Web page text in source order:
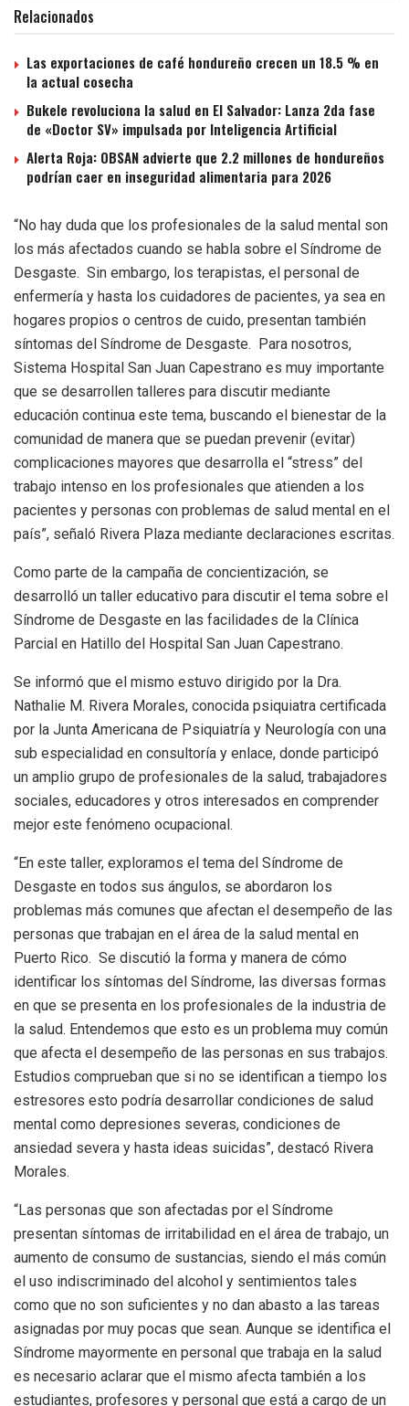
Relacionados
Las exportaciones de café hondureño crecen un 18.5 % en
la actual cosecha
Bukele revoluciona la salud en El Salvador: Lanza 2da fase
de «Doctor SV» impulsada por Inteligencia Artificial
Alerta Roja: OBSAN advierte que 2.2 millones de hondureños
podrían caer en inseguridad alimentaria para 2026
“No hay duda que los profesionales de la salud mental son
los más afectados cuando se habla sobre el Síndrome de
Desgaste. Sin embargo, los terapistas, el personal de
enfermería y hasta los cuidadores de pacientes, ya sea en
hogares propios o centros de cuido, presentan también
síntomas del Síndrome de Desgaste. Para nosotros,
Sistema Hospital San Juan Capestrano es muy importante
que se desarrollen talleres para discutir mediante
educación continua este tema, buscando el bienestar de la
comunidad de manera que se puedan prevenir (evitar)
complicaciones mayores que desarrolla el “stress” del
trabajo intenso en los profesionales que atienden a los
pacientes y personas con problemas de salud mental en el
país”, señaló Rivera Plaza mediante declaraciones escritas.
Como parte de la campaña de concientización, se
desarrolló un taller educativo para discutir el tema sobre el
Síndrome de Desgaste en las facilidades de la Clínica
Parcial en Hatillo del Hospital San Juan Capestrano.
Se informó que el mismo estuvo dirigido por la Dra.
Nathalie M. Rivera Morales, conocida psiquiatra certificada
por la Junta Americana de Psiquiatría y Neurología con una
sub especialidad en consultoría y enlace, donde participó
un amplio grupo de profesionales de la salud, trabajadores
sociales, educadores y otros interesados en comprender
mejor este fenómeno ocupacional.
“En este taller, exploramos el tema del Síndrome de
Desgaste en todos sus ángulos, se abordaron los
problemas más comunes que afectan el desempeño de las
personas que trabajan en el área de la salud mental en
Puerto Rico. Se discutió la forma y manera de cómo
identificar los síntomas del Síndrome, las diversas formas
en que se presenta en los profesionales de la industria de
la salud. Entendemos que esto es un problema muy común
que afecta el desempeño de las personas en sus trabajos.
Estudios comprueban que si no se identifican a tiempo los
estresores esto podría desarrollar condiciones de salud
mental como depresiones severas, condiciones de
ansiedad severa y hasta ideas suicidas”, destacó Rivera
Morales.
“Las personas que son afectadas por el Síndrome
presentan síntomas de irritabilidad en el área de trabajo, un
aumento de consumo de sustancias, siendo el más común
el uso indiscriminado del alcohol y sentimientos tales
como que no son suficientes y no dan abasto a las tareas
asignadas por muy pocas que sean. Aunque se identifica el
Síndrome mayormente en personal que trabaja en la salud
es necesario aclarar que el mismo afecta también a los
estudiantes, profesores y personal que está a cargo de un